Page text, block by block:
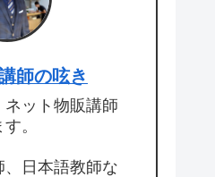
師の呟き
ット物販講師
。
日本語教師な